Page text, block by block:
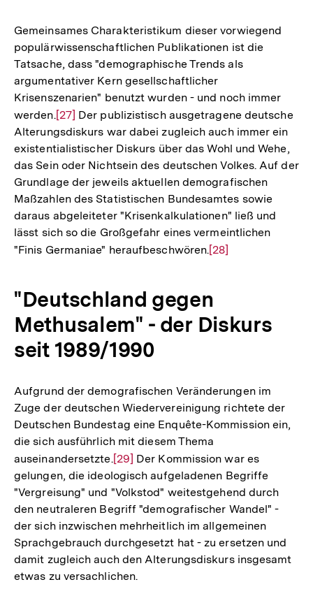
Gemeinsames Charakteristikum dieser vorwiegend
populärwissenschaftlichen Publikationen ist die
Tatsache, dass "demographische Trends als
argumentativer Kern gesellschaftlicher
Krisenszenarien" benutzt wurden - und noch immer
werden.Zur
Auflösung
der
Fußnote
[27] Der publizistisch ausgetragene deutsche
Alterungsdiskurs war dabei zugleich auch immer ein
existentialistischer Diskurs über das Wohl und Wehe,
das Sein oder Nichtsein des deutschen Volkes. Auf der
Grundlage der jeweils aktuellen demografischen
Maßzahlen des Statistischen Bundesamtes sowie
daraus abgeleiteter "Krisenkalkulationen" ließ und
lässt sich so die Großgefahr eines vermeintlichen
"Finis Germaniae" heraufbeschwören.Zur
Fußnote
[28]
"Deutschland gegen
Methusalem" - der Diskurs
seit 1989/1990
Aufgrund der demografischen Veränderungen im
Zuge der deutschen Wiedervereinigung richtete der
Deutschen Bundestag eine Enquête-Kommission ein,
die sich ausführlich mit diesem Thema
auseinandersetzte.Zur
Auflösung
der
Fußnote
[29] Der Kommission war es
gelungen, die ideologisch aufgeladenen Begriffe
"Vergreisung" und "Volkstod" weitestgehend durch
den neutraleren Begriff "demografischer Wandel" -
der sich inzwischen mehrheitlich im allgemeinen
Sprachgebrauch durchgesetzt hat - zu ersetzen und
damit zugleich auch den Alterungsdiskurs insgesamt
etwas zu versachlichen.